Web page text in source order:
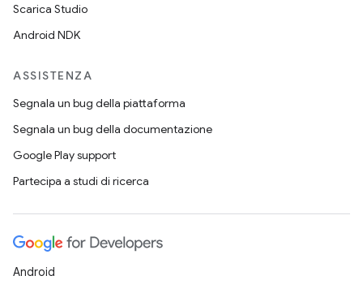
Scarica Studio
Android NDK
ASSISTENZA
Segnala un bug della piattaforma
Segnala un bug della documentazione
Google Play support
Partecipa a studi di ricerca
Android